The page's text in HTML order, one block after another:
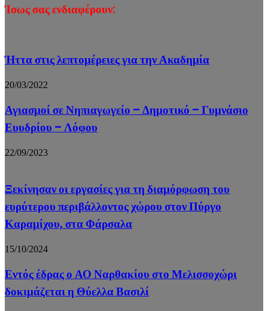
Ίσως σας ενδιαφέρουν:
Ήττα στις λεπτομέρειες για την Ακαδημία
20/03/2022
Αγιασμοί σε Νηπιαγωγείο – Δημοτικό – Γυμνάσιο
Ευυδρίου – Λόφου
22/09/2023
Ξεκίνησαν οι εργασίες για τη διαμόρφωση του
ευρύτερου περιβάλλοντος χώρου στον Πύργο
Καραμίχου, στα Φάρσαλα
15/10/2024
Εντός έδρας ο ΑΟ Ναρθακίου στο Μελισσοχώρι
δοκιμάζεται η Θύελλα Βασιλί